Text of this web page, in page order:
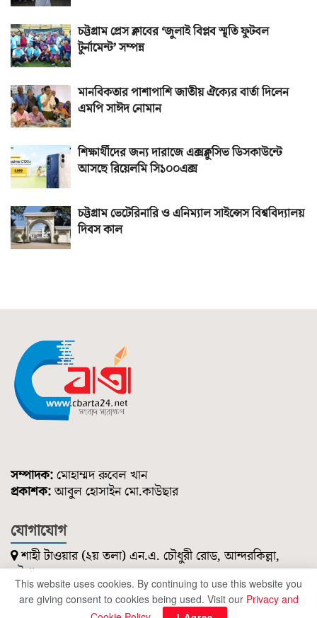
চট্টগ্রাম প্রেস ক্লাবের ‘জুলাই বিপ্লব স্মৃতি ফুটবল
টুর্নামেন্ট’ সম্পন্ন
মানবিকতার পাশাপাশি জাতীয় ঐক্যের বার্তা দিলেন
এমপি সাঈদ নোমান
শিক্ষার্থীদের জন্য দারাজে এক্সক্লুসিভ ডিসকাউন্টে
আসছে রিয়েলমি সি১০০এক্স
চট্টগ্রাম ভেটেরিনারি ও এনিম্যাল সাইন্সেস বিশ্ববিদ্যালয়
দিবস কাল
সম্পাদক: মোহাম্মদ রুবেল খান
প্রকাশক:আবুল হোসাইন মো.কাউছার
যোগাযোগ
শাহী টাওয়ার (২য় তলা) এন.এ. চৌধুরী রোড, আন্দরকিল্লা,
চট্টগ্রাম।
০১৮৫১ ২১৪ ৭৪৭
cbartanews@gmail.com
This website uses cookies. By continuing to use this website you
are giving consent to cookies being used. Visit our Privacy and